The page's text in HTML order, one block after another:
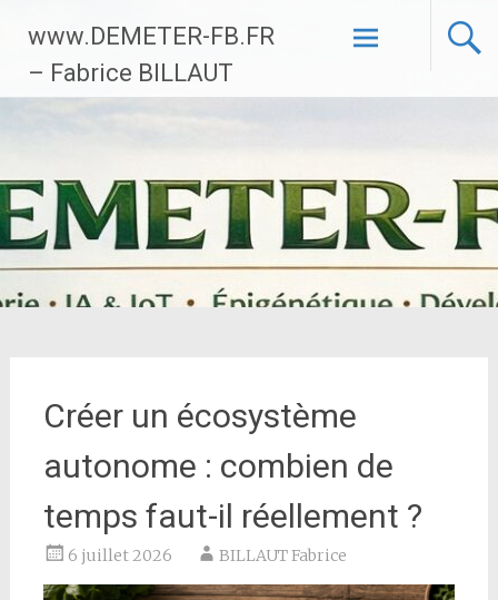
contenu
principal
www.DEMETER-FB.FR
– Fabrice BILLAUT
Créer un écosystème
autonome : combien de
temps faut-il réellement ?
6 juillet 2026 BILLAUT Fabrice